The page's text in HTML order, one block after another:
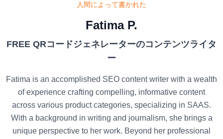
人間によって書かれた
Fatima P.
FREE QRコードジェネレーターのコンテンツライタ
ー
Fatima is an accomplished SEO content writer with a wealth
of experience crafting compelling, informative content
across various product categories, specializing in SAAS.
With a background in writing and journalism, she brings a
unique perspective to her work. Beyond her professional